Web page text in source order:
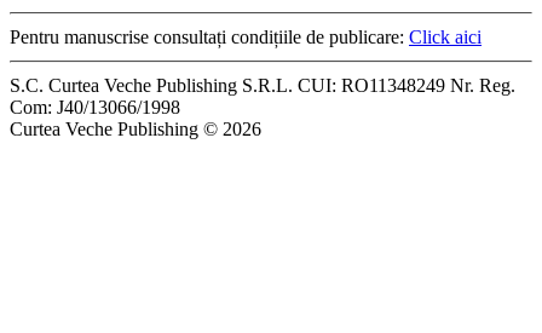
Pentru manuscrise consultați condițiile de publicare: Click aici
S.C. Curtea Veche Publishing S.R.L. CUI: RO11348249 Nr. Reg.
Com: J40/13066/1998
Curtea Veche Publishing © 2026